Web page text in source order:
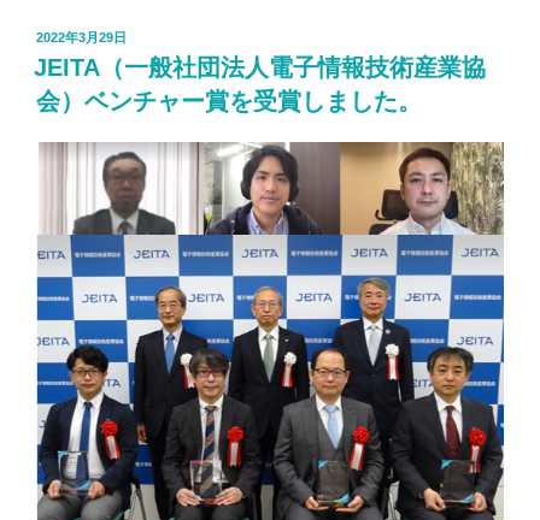
投
稿
日:
2022年3月29日
JEITA（一般社団法人電子情報技術産業協
会）ベンチャー賞を受賞しました。